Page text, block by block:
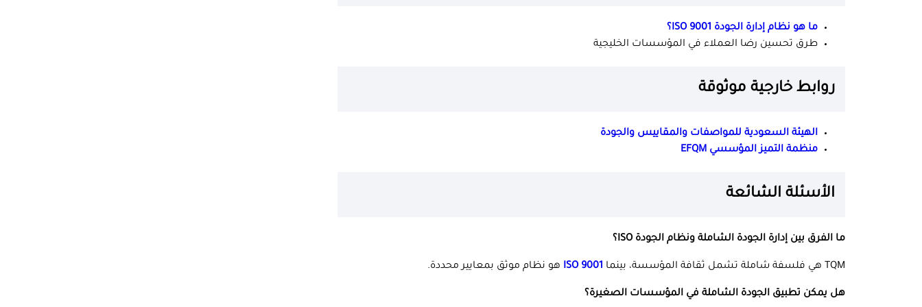
ما هو نظام إدارة الجودة ISO 9001؟
طرق تحسين رضا العملاء في المؤسسات الخليجية
روابط خارجية موثوقة
الهيئة السعودية للمواصفات والمقاييس والجودة
منظمة التميز المؤسسي EFQM
الأسئلة الشائعة
ما الفرق بين إدارة الجودة الشاملة ونظام الجودة ISO؟
TQM هي فلسفة شاملة تشمل ثقافة المؤسسة، بينما ISO 9001 هو نظام موثق بمعايير محددة.
هل يمكن تطبيق الجودة الشاملة في المؤسسات الصغيرة؟